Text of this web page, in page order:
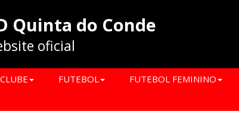
Quinta do Conde
oficial
CLUBE FUTEBOL FUTEBOL FEMININO